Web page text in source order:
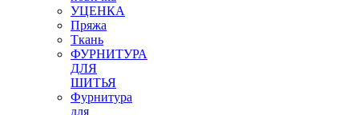
УЦЕНКА
Пряжа
Ткань
ФУРНИТУРА
ДЛЯ
ШИТЬЯ
Фурнитура
для